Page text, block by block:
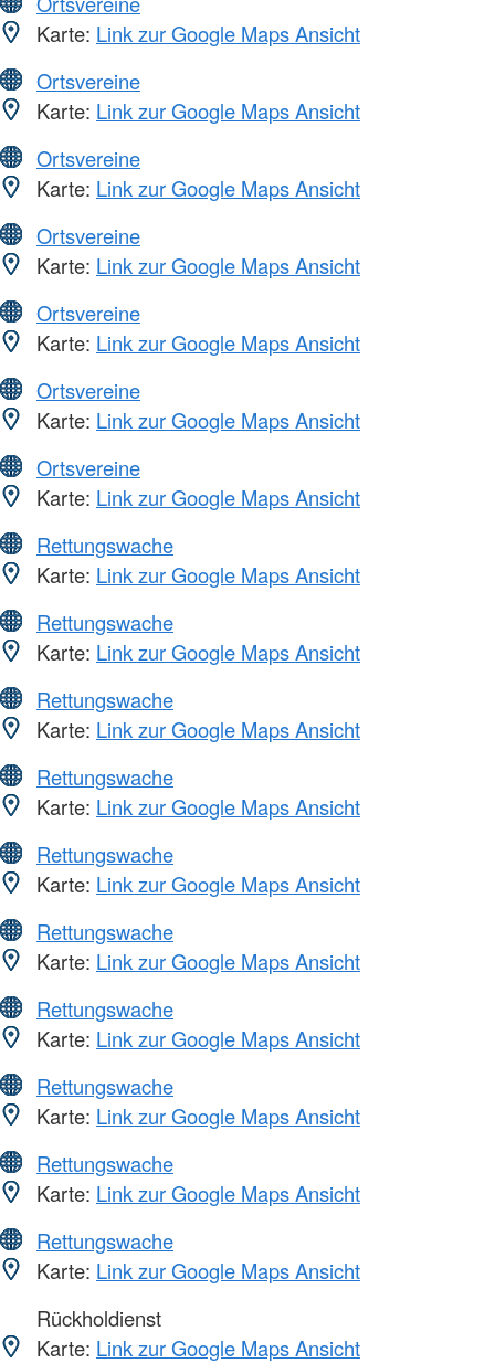
Karte: Link zur Google Maps Ansicht
Ortsvereine
Karte: Link zur Google Maps Ansicht
Ortsvereine
Karte: Link zur Google Maps Ansicht
Ortsvereine
Karte: Link zur Google Maps Ansicht
Ortsvereine
Karte: Link zur Google Maps Ansicht
Ortsvereine
Karte: Link zur Google Maps Ansicht
Ortsvereine
Karte: Link zur Google Maps Ansicht
Rettungswache
Karte: Link zur Google Maps Ansicht
Rettungswache
Karte: Link zur Google Maps Ansicht
Rettungswache
Karte: Link zur Google Maps Ansicht
Rettungswache
Karte: Link zur Google Maps Ansicht
Rettungswache
Karte: Link zur Google Maps Ansicht
Rettungswache
Karte: Link zur Google Maps Ansicht
Rettungswache
Karte: Link zur Google Maps Ansicht
Rettungswache
Karte: Link zur Google Maps Ansicht
Rettungswache
Karte: Link zur Google Maps Ansicht
Rettungswache
Karte: Link zur Google Maps Ansicht
Rückholdienst
Karte: Link zur Google Maps Ansicht